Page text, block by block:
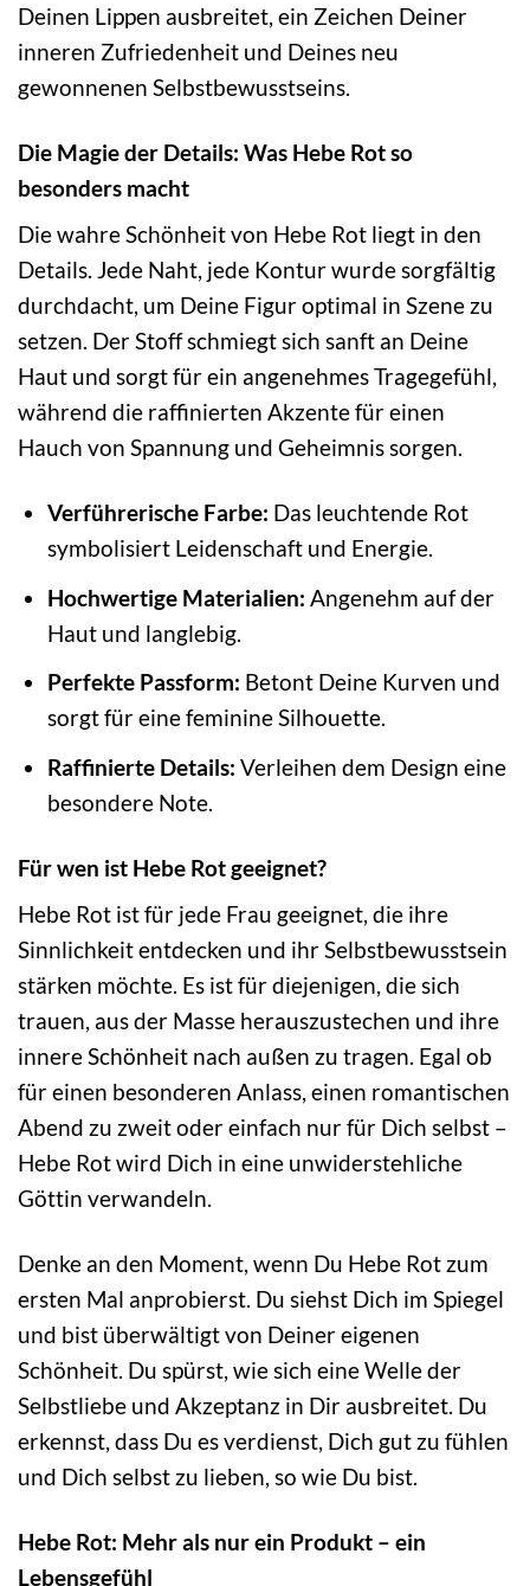
Deinen Lippen ausbreitet, ein Zeichen Deiner
inneren Zufriedenheit und Deines neu
gewonnenen Selbstbewusstseins.
Die Magie der Details: Was Hebe Rot so
besonders macht
Die wahre Schönheit von Hebe Rot liegt in den
Details. Jede Naht, jede Kontur wurde sorgfältig
durchdacht, um Deine Figur optimal in Szene zu
setzen. Der Stoff schmiegt sich sanft an Deine
Haut und sorgt für ein angenehmes Tragegefühl,
während die raffinierten Akzente für einen
Hauch von Spannung und Geheimnis sorgen.
Verführerische Farbe: Das leuchtende Rot
symbolisiert Leidenschaft und Energie.
Hochwertige Materialien: Angenehm auf der
Haut und langlebig.
Perfekte Passform: Betont Deine Kurven und
sorgt für eine feminine Silhouette.
Raffinierte Details: Verleihen dem Design eine
besondere Note.
Für wen ist Hebe Rot geeignet?
Hebe Rot ist für jede Frau geeignet, die ihre
Sinnlichkeit entdecken und ihr Selbstbewusstsein
stärken möchte. Es ist für diejenigen, die sich
trauen, aus der Masse herauszustechen und ihre
innere Schönheit nach außen zu tragen. Egal ob
für einen besonderen Anlass, einen romantischen
Abend zu zweit oder einfach nur für Dich selbst –
Hebe Rot wird Dich in eine unwiderstehliche
Göttin verwandeln.
Denke an den Moment, wenn Du Hebe Rot zum
ersten Mal anprobierst. Du siehst Dich im Spiegel
und bist überwältigt von Deiner eigenen
Schönheit. Du spürst, wie sich eine Welle der
Selbstliebe und Akzeptanz in Dir ausbreitet. Du
erkennst, dass Du es verdienst, Dich gut zu fühlen
und Dich selbst zu lieben, so wie Du bist.
Hebe Rot: Mehr als nur ein Produkt – ein
Lebensgefühl